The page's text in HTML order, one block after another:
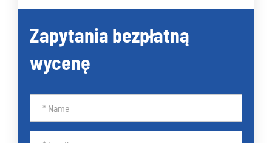
Zapytania bezpłatną
wycenę